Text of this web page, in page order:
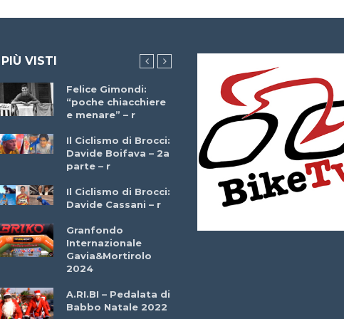
I PIÙ VISTI
Felice Gimondi:
“poche chiacchiere
e menare” – r
Il Ciclismo di Brocci:
Davide Boifava – 2a
parte – r
Il Ciclismo di Brocci:
Davide Cassani – r
Granfondo
Internazionale
Gavia&Mortirolo
2024
A.RI.BI – Pedalata di
Babbo Natale 2022
Brocci Incontra
Giuseppe Martinelli
– r
Che cos’è il
triathlon? Con
Simone Diamantini
– r
Marzo 2025 –